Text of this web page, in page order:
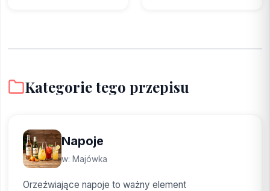
Kategorie tego przepisu
Napoje
w: Majówka
Orzeźwiające napoje to ważny element